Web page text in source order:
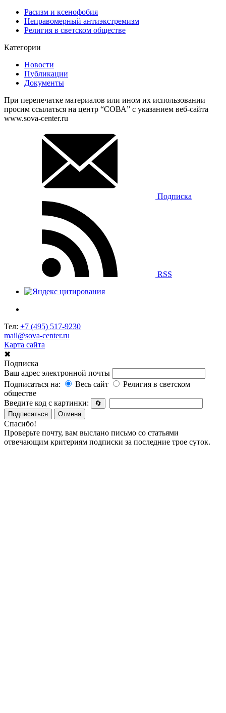
Расизм и ксенофобия
Неправомерный антиэкстремизм
Религия в светском обществе
Категории
Новости
Публикации
Документы
При перепечатке материалов или ином их использовании
просим ссылаться на центр “СОВА” с указанием веб-сайта
www.sova-center.ru
Подписка
RSS
Тел: +7 (495) 517-9230
mail@sova-center.ru
Карта сайта
✖
Подписка
Ваш адрес электронной почты
Подписаться на:
Весь сайт
Религия в светском
обществе
Введите код с картинки:
🔄
Подписаться
Отмена
Спасибо!
Проверьте почту, вам выслано письмо со статьями
отвечающим критериям подписки за последние трое суток.